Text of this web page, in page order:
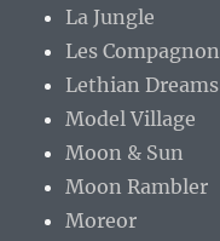
La Jungle
Les
Lethian Dreams
Model Village
Moon & Sun
Moon Rambler
Moreor